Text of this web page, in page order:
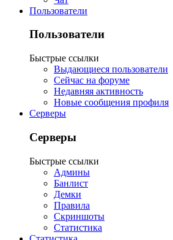
Пользователи
Пользователи
Быстрые ссылки
Выдающиеся пользователи
Сейчас на форуме
Недавняя активность
Новые сообщения профиля
Серверы
Серверы
Быстрые ссылки
Админы
Банлист
Демки
Правила
Скриншоты
Статистика